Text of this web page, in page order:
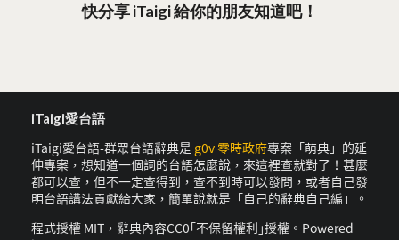
快分享 iTaigi 給你的朋友知道吧！
iTaigi愛台語
iTaigi愛台語-群眾台語辭典是 g0v 零時政府專案「萌典」的延
伸專案，想知道一個詞的台語怎麼說，來這裡查就對了！甚麼
都可以查，但不一定查得到，查不到時可以發問，或者自己發
明台語講法貢獻給大家，簡單說就是「自己的辭典自己編」。
程式授權 MIT，辭典內容CC0｢不保留權利｣授權。Powered